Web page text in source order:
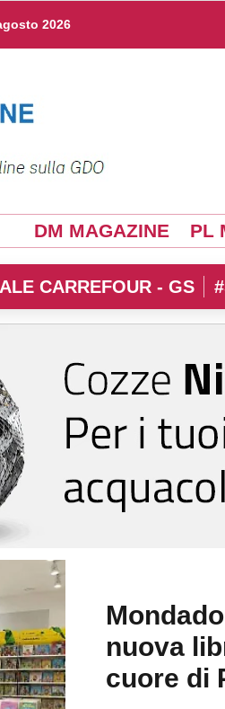
2026
DM MAGAZINE PL
CARREFOUR - GS
nuova
cuore di